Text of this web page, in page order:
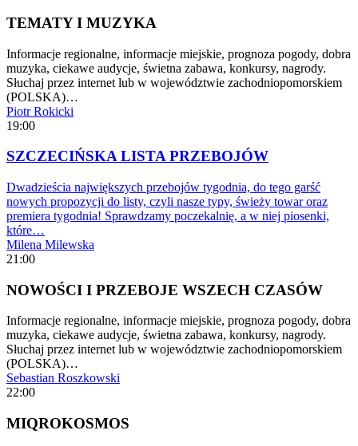
TEMATY I MUZYKA
Informacje regionalne, informacje miejskie, prognoza pogody, dobra
muzyka, ciekawe audycje, świetna zabawa, konkursy, nagrody.
Słuchaj przez internet lub w województwie zachodniopomorskiem
(POLSKA)…
Piotr Rokicki
19:00
SZCZECIŃSKA LISTA PRZEBOJÓW
Dwadzieścia największych przebojów tygodnia, do tego garść
nowych propozycji do listy, czyli nasze typy, świeży towar oraz
premiera tygodnia! Sprawdzamy poczekalnię, a w niej piosenki,
które…
Milena Milewska
21:00
NOWOŚCI I PRZEBOJE WSZECH CZASÓW
Informacje regionalne, informacje miejskie, prognoza pogody, dobra
muzyka, ciekawe audycje, świetna zabawa, konkursy, nagrody.
Słuchaj przez internet lub w województwie zachodniopomorskiem
(POLSKA)…
Sebastian Roszkowski
22:00
MIQROKOSMOS